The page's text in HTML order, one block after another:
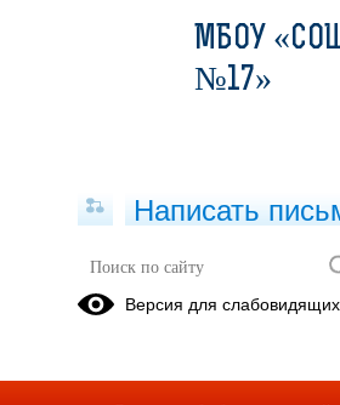
Всекрымский тест по
Крымской
МБОУ
№17»
Написать
Версия для слабовидящих